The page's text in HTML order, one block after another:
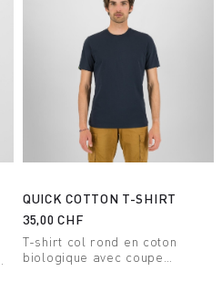
QUICK COTTON T-SHIRT
35,00 CHF
T-shirt col rond en coton
biologique avec coupe